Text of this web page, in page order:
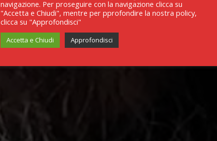
navigazione. Per proseguire con la navigazione clicca su
"Accetta e Chiudi", mentre per pprofondire la nostra policy,
clicca su "Approfondisci"
Accetta e Chiudi Approfondisci